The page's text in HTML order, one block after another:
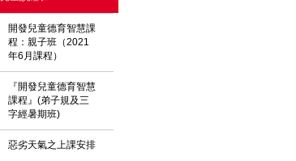
開發兒童德育智慧課
程：親子班（2021
年6月課程）
『開發兒童德育智慧
課程』(弟子規及三
字經暑期班)
惡劣天氣之上課安排